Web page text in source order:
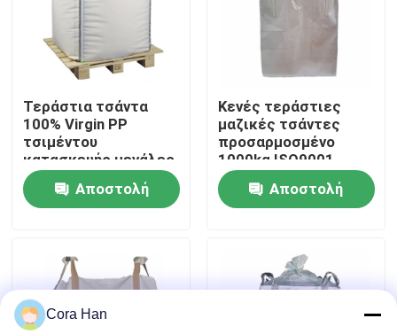
Ποιοτικός έλεγχος
Μας ελάτε σε επαφή με
Ειδήσεις
Ζητήστε ένα απόσπασμα
Συσκευάζοντας τσάντες τσιμέντου
Τσάντες τσιμέντου PP
Τεράστια τσάντα
100% Virgin PP
τσιμέντου
κατασκευής μεγάλες
τσάντες 1 Fibc τόνου
Αποστολή
Κενές τεράστιες
μαζικές τσάντες
προσαρμοσμένο
1000kg ISO9001
κατασκευής
εγκεκριμένες
Αποστολή
Cora Han